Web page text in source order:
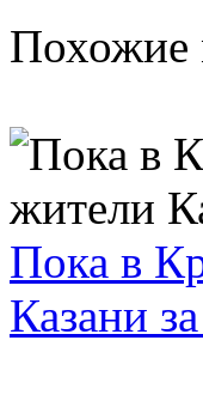
Похожие
Пока в
Казани